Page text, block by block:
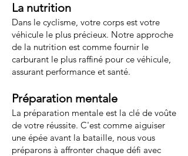
La nutrition
Dans le cyclisme, votre corps est votre
véhicule le plus précieux. Notre approche
de la nutrition est comme fournir le
carburant le plus raffiné pour ce véhicule,
assurant performance et santé.
Préparation mentale
La préparation mentale est la clé de voûte
de votre réussite. C'est comme aiguiser
une épée avant la bataille, nous vous
préparons à affronter chaque défi avec